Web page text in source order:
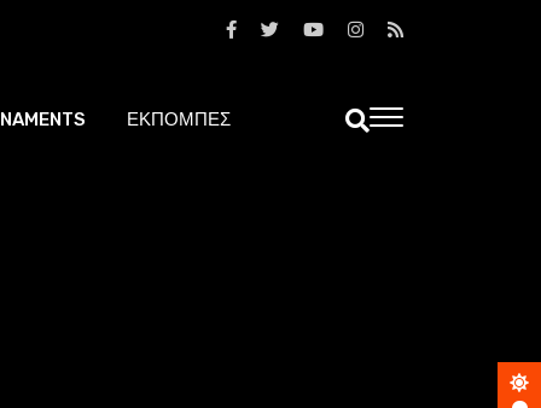
ΕΚΠΟΜΠΕΣ